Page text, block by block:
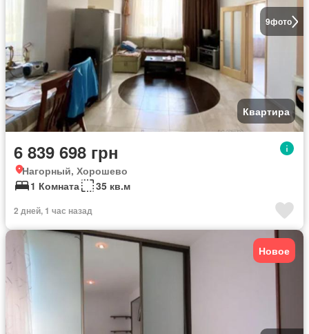
9фото
Квартира
6 839 698 грн
Нагорный, Хорошево
1 Комната
35 кв.м
2 дней, 1 час назад
Новое